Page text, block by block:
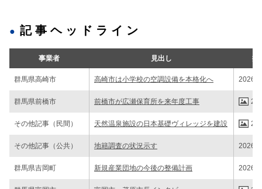
記事ヘッドライン
事業者 見出し 掲
群馬県高崎市 高崎市は小学校の空調設備を本格化へ 2026/
群馬県前橋市 前橋市が広瀬保育所を来年度工事
その他記事（民間） 天然温泉施設の日本基礎ヴィレッジを建設
その他記事（公共） 地籍調査の状況示す 2026/
群馬県吉岡町 新規産業団地の今後の整備計画 2026/